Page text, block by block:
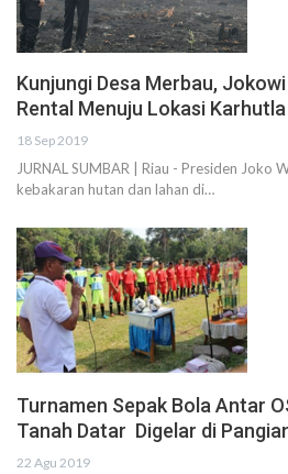
Kunjungi Desa Merbau,
Rental Menuju Lokasi Karhutla
18 Sep 2019
JURNAL SUMBAR | Riau - Presiden Joko
kebakaran hutan dan lahan di…
Turnamen Sepak Bola Antar
Tanah Datar Digelar di
22 Agu 2019